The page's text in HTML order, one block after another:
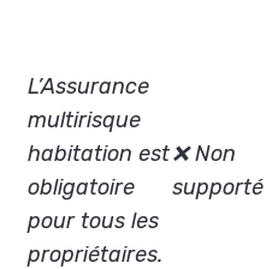
L’Assurance
multirisque
habitation est
obligatoire
pour tous les
propriétaires.
❌ Non
supporté